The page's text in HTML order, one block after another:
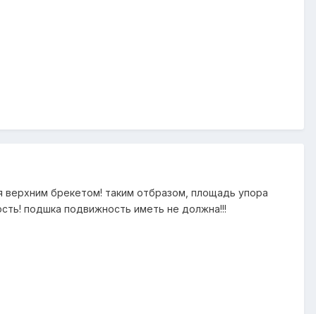
верхним брекетом! таким отбразом, площадь упора
подшка подвижность иметь не должна!!!